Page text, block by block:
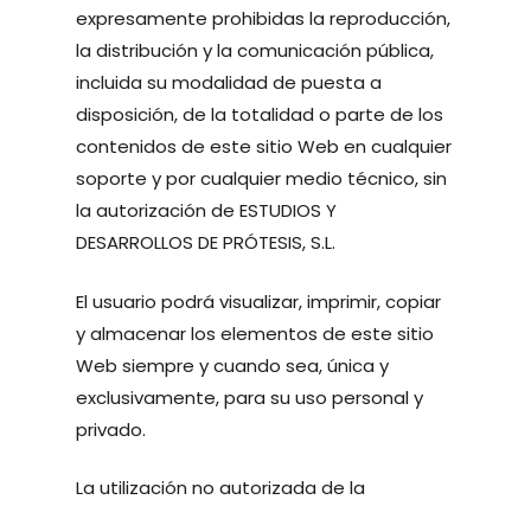
expresamente prohibidas la reproducción,
la distribución y la comunicación pública,
incluida su modalidad de puesta a
disposición, de la totalidad o parte de los
contenidos de este sitio Web en cualquier
soporte y por cualquier medio técnico, sin
la autorización de ESTUDIOS Y
DESARROLLOS DE PRÓTESIS, S.L.
El usuario podrá visualizar, imprimir, copiar
y almacenar los elementos de este sitio
Web siempre y cuando sea, única y
exclusivamente, para su uso personal y
privado.
La utilización no autorizada de la